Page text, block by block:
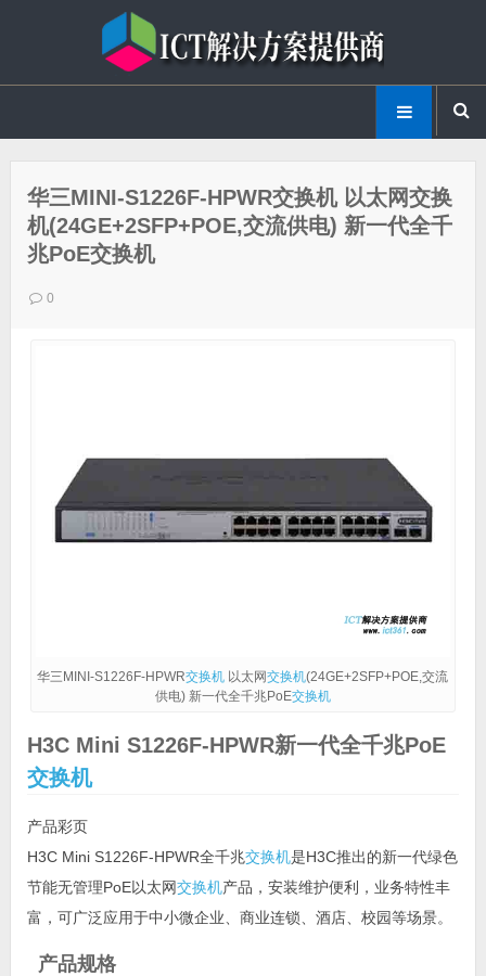
华三MINI-S1226F-HPWR交换机 以太网交换
机(24GE+2SFP+POE,交流供电) 新一代全千
兆PoE交换机
0
华三MINI-S1226F-HPWR交换机 以太网交换机(24GE+2SFP+POE,交流
供电) 新一代全千兆PoE交换机
H3C Mini S1226F-HPWR新一代全千兆PoE
交换机
产品彩页
H3C Mini S1226F-HPWR全千兆交换机是H3C推出的新一代绿色
节能无管理PoE以太网交换机产品，安装维护便利，业务特性丰
富，可广泛应用于中小微企业、商业连锁、酒店、校园等场景。
产品规格